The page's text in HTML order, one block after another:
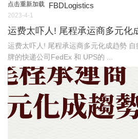
点击重新加载 FBDLogistics
2023-4-1
运费太吓人! 尾程承运商多元化
运费太吓人! 尾程承运商多元化成趋勢
牌的快递公司FedEx 和 UPS的 ...